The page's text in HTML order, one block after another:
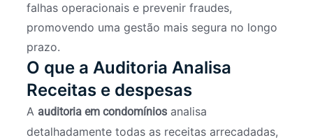
falhas operacionais e prevenir fraudes,
promovendo uma gestão mais segura no longo
prazo.
O que a Auditoria Analisa
Receitas e despesas
A auditoria em condomínios analisa
detalhadamente todas as receitas arrecadadas,